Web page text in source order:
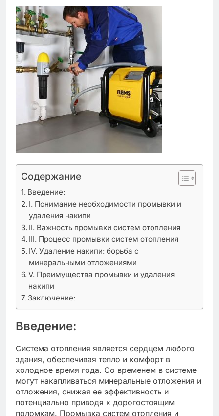
Содержание
Введение:
I. Понимание необходимости промывки и
удаления накипи
II. Важность промывки систем отопления
III. Процесс промывки систем отопления
IV. Удаление накипи: борьба с
минеральными отложениями
V. Преимущества промывки и удаления
накипи
Заключение:
Введение:
Система отопления является сердцем любого
здания, обеспечивая тепло и комфорт в
холодное время года. Со временем в системе
могут накапливаться минеральные отложения и
отложения, снижая ее эффективность и
потенциально приводя к дорогостоящим
поломкам. Промывка систем отопления и